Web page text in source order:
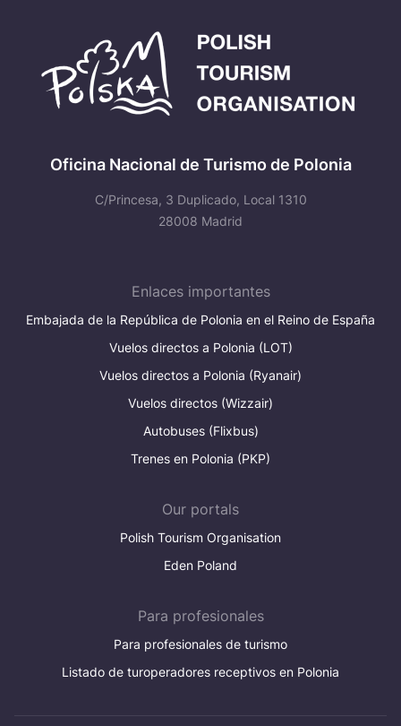
Oficina Nacional de Turismo de Polonia
C/Princesa, 3 Duplicado, Local 1310
28008 Madrid
Enlaces importantes
Embajada de la República de Polonia en el Reino de España
Vuelos directos a Polonia (LOT)
Vuelos directos a Polonia (Ryanair)
Vuelos directos (Wizzair)
Autobuses (Flixbus)
Trenes en Polonia (PKP)
Our portals
Polish Tourism Organisation
Eden Poland
Para profesionales
Para profesionales de turismo
Listado de turoperadores receptivos en Polonia